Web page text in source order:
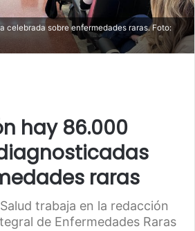
celebrada sobre enfermedades raras. Foto:
hay 86.000
raras
trabaja en la redacción
de Enfermedades Raras